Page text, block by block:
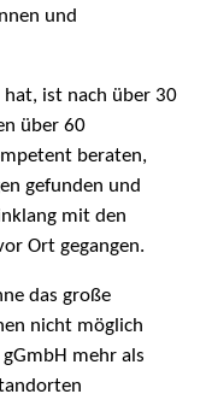
und
hat, ist nach über 30
über 60
beraten,
gefunden und
mit den
Ort gegangen.
das große
nicht möglich
mehr als